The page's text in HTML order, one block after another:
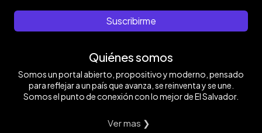
Suscribirme
Quiénes somos
Somos un portal abierto, propositivo y moderno, pensado
para reflejar a un país que avanza, se reinventa y se une.
Somos el punto de conexión con lo mejor de El Salvador.
Ver mas ❯